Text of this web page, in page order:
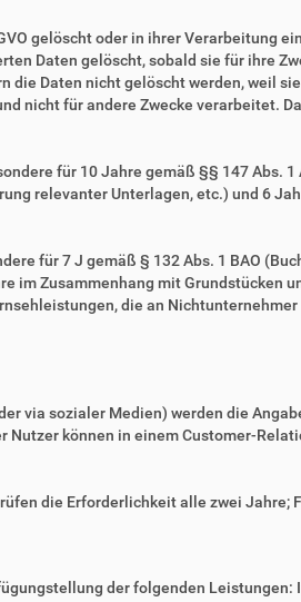
gelöscht oder in ihrer Verarbeitung
Daten gelöscht, sobald sie für ihre
Daten nicht gelöscht werden, weil
nicht für andere Zwecke verarbeitet.
für 10 Jahre gemäß §§ 147 Abs. 1
relevanter Unterlagen, etc.) und 6
für 7 J gemäß § 132 Abs. 1 BAO
im Zusammenhang mit Grundstücken
die an
via sozialer Medien) werden die
können in einem Customer-
die Erforderlichkeit alle zwei
der folgenden